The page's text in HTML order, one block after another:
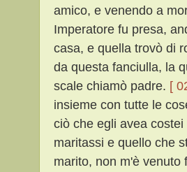
amico, e venendo a
Imperatore fu presa,
casa, e quella trovò di
da questa fanciulla, la
scale chiamò padre. [
insieme con tutte le
ciò che egli avea
maritassi e quello che
marito, non m'è venuto